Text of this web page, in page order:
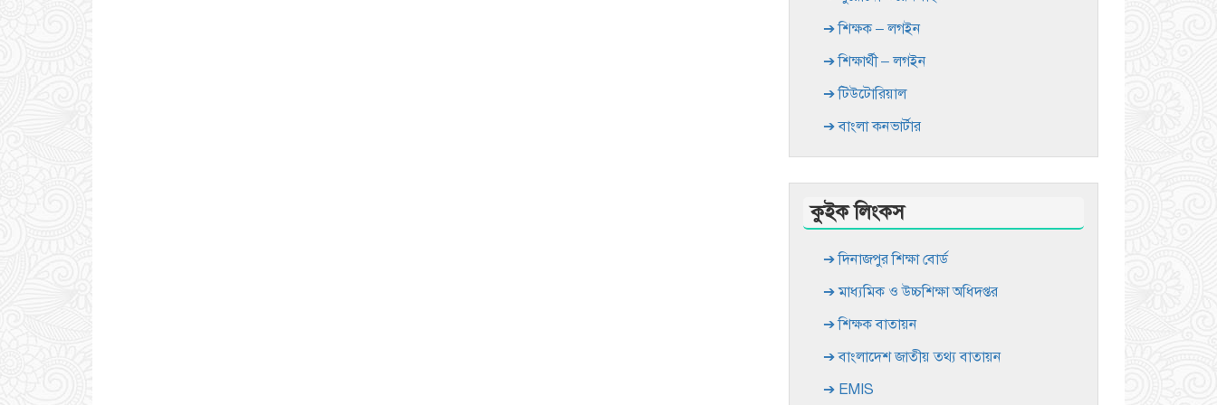
➔ শিক্ষক – লগইন
➔ শিক্ষার্থী – লগইন
➔ টিউটোরিয়াল
➔ বাংলা কনভার্টার
কুইক লিংকস
➔ দিনাজপুর শিক্ষা বোর্ড
➔ মাধ্যমিক ও উচ্চশিক্ষা অধিদপ্তর
➔ শিক্ষক বাতায়ন
➔ বাংলাদেশ জাতীয় তথ্য বাতায়ন
➔ EMIS